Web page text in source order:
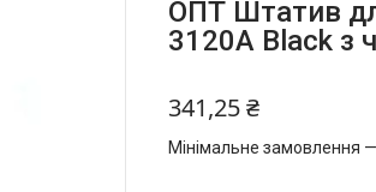
ОПТ Штатив
3120A Black з
341,25 ₴
Мінімальне замовлення